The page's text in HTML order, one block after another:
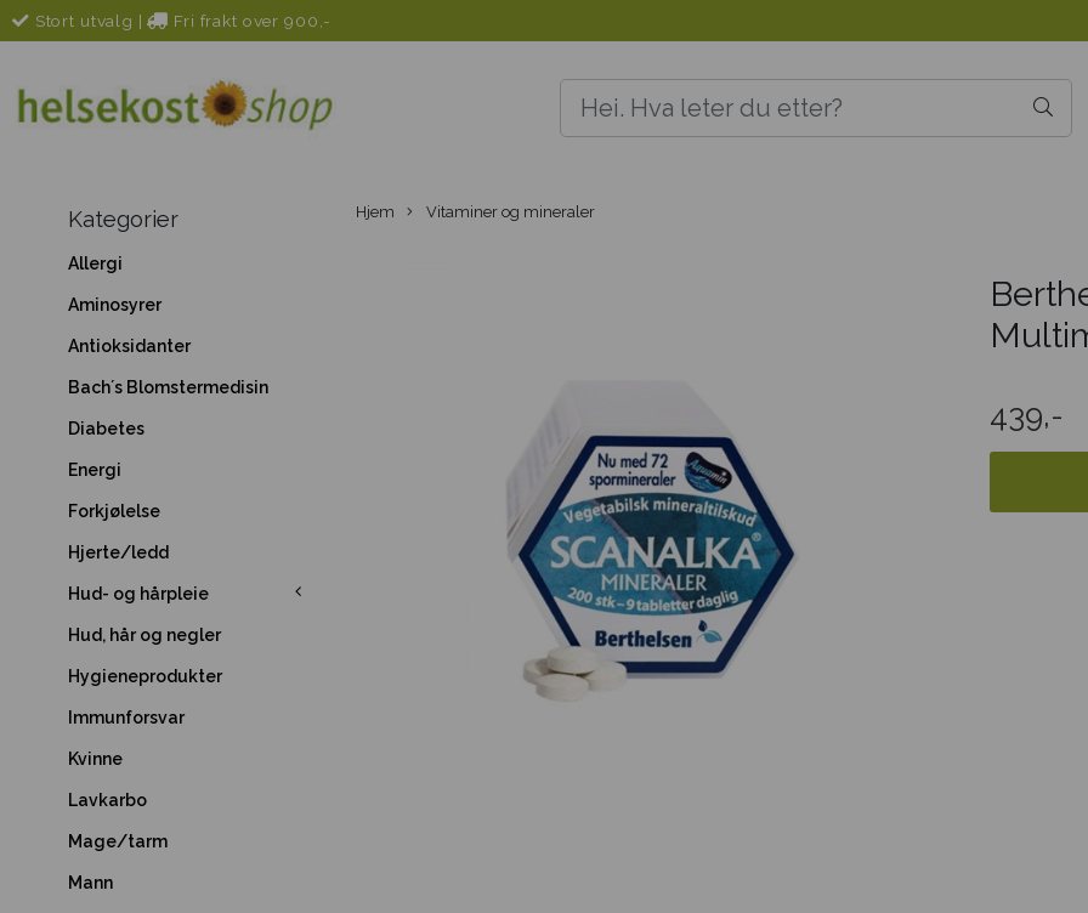
Stort utvalg | Fri frakt over 900,-
Kategorier
Allergi
Aminosyrer
Antioksidanter
Bach´s Blomstermedisin
Diabetes
Energi
Forkjølelse
Hjerte/ledd
Hud- og hårpleie
Hud, hår og negler
Hygieneprodukter
Immunforsvar
Kvinne
Lavkarbo
Mage/tarm
Mann
Hjem Vitaminer og mineraler
439,-